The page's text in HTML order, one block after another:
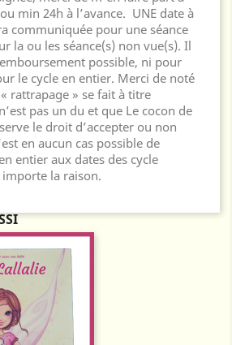
min 24h à l’avance. UNE date à
communiquée pour une séance
la ou les séance(s) non vue(s). Il
possible, ni pour
le cycle en entier. Merci de noté
rattrapage » se fait à titre
pas un du et que Le cocon de
le droit d’accepter ou non
en aucun cas possible de
entier aux dates des cycle
la raison.